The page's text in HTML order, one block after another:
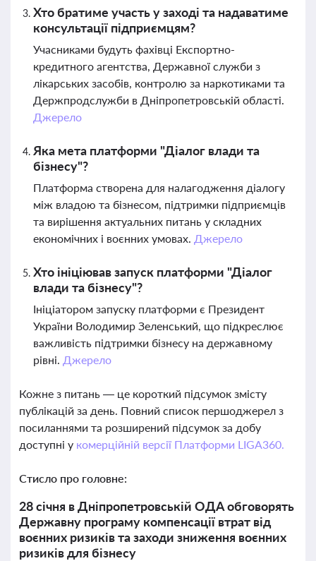
Хто братиме участь у заході та надаватиме
консультації підприємцям?
Учасниками будуть фахівці Експортно-
кредитного агентства, Державної служби з
лікарських засобів, контролю за наркотиками та
Держпродслужби в Дніпропетровській області.
Джерело
Яка мета платформи "Діалог влади та
бізнесу"?
Платформа створена для налагодження діалогу
між владою та бізнесом, підтримки підприємців
та вирішення актуальних питань у складних
економічних і воєнних умовах. Джерело
Хто ініціював запуск платформи "Діалог
влади та бізнесу"?
Ініціатором запуску платформи є Президент
України Володимир Зеленський, що підкреслює
важливість підтримки бізнесу на державному
рівні. Джерело
Кожне з питань — це короткий підсумок змісту
публікацій за день. Повний список першоджерел з
посиланнями та розширений підсумок за добу
доступні у комерційній версії Платформи LIGA360.
Стисло про головне:
28 січня в Дніпропетровській ОДА обговорять
Державну програму компенсації втрат від
воєнних ризиків та заходи зниження воєнних
ризиків для бізнесу